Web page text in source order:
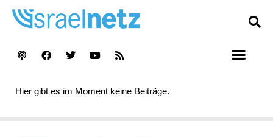
Hier gibt es im Moment keine Beiträge.